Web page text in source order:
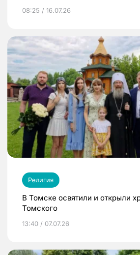
08:25 / 16.07.26
Религия
В Томске освятили и открыли
Томского
13:40 / 07.07.26